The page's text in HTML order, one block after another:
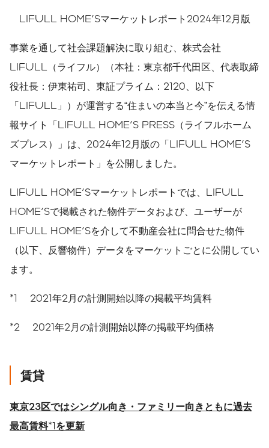
LIFULL HOME'Sマーケットレポート2024年12月版
事業を通して社会課題解決に取り組む、株式会社
LIFULL（ライフル）（本社：東京都千代田区、代表取締
役社長：伊東祐司、東証プライム：2120、以下
「LIFULL」）が運営する“住まいの本当と今”を伝える情
報サイト「LIFULL HOME'S PRESS（ライフルホーム
ズプレス）」は、2024年12月版の「LIFULL HOME'S
マーケットレポート」を公開しました。
LIFULL HOME'Sマーケットレポートでは、LIFULL
HOME'Sで掲載された物件データおよび、ユーザーが
LIFULL HOME'Sを介して不動産会社に問合せた物件
（以下、反響物件）データをマーケットごとに公開してい
ます。
*1 2021年2月の計測開始以降の掲載平均賃料
*2 2021年2月の計測開始以降の掲載平均価格
賃貸
東京23区ではシングル向き・ファミリー向きともに過去
最高賃料*1を更新